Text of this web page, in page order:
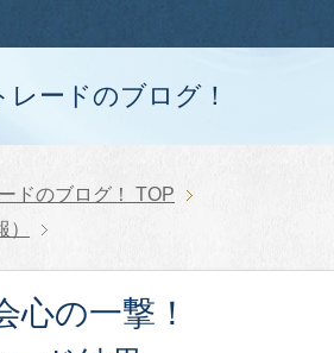
ードのブログ！
ドのブログ！
TOP
心の一撃！